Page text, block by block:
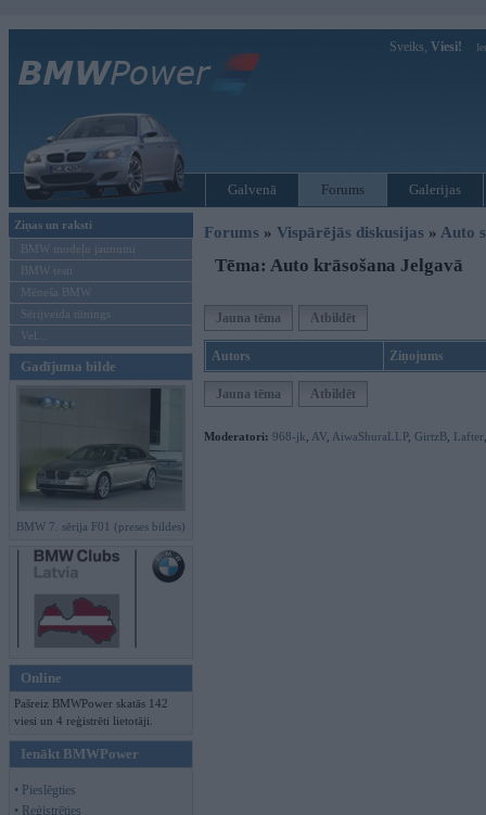
Sveiks, Viesi!
Galvenā Forums Galerijas
Ziņas un raksti
BMW modeļu jaunumi
BMW testi
Mēneša BMW
Sērijveida tūnings
Vel...
Gadījuma bilde
BMW 7. sērija F01 (preses bildes)
Online
Pašreiz BMWPower skatās 142
viesi un 4 reģistrēti lietotāji.
Ienākt BMWPower
• Pieslēgties
• Reģistrēties
Forums » Vispārējās diskusijas » Auto
Tēma: Auto krāsošana Jelgavā
Jauna tēma Atbildēt
Autors Ziņojums
Jauna tēma Atbildēt
Moderatori: 968-jk AV AiwaShuraLLP, GirtzB Lafter